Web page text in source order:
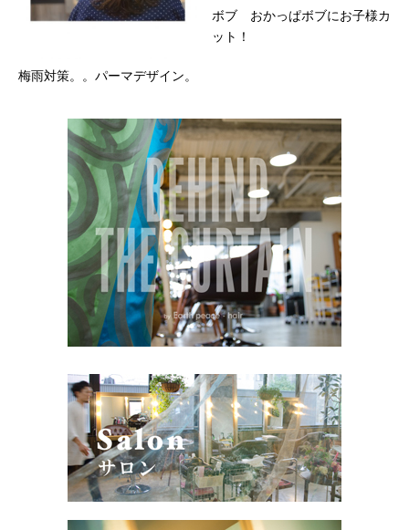
梅雨対策。。パーマデザイン。
ボブ おかっぱボブにお子様カ
ット！